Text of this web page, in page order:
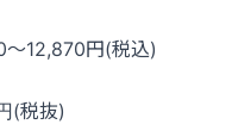
〜12,870円(税込)
(税抜)